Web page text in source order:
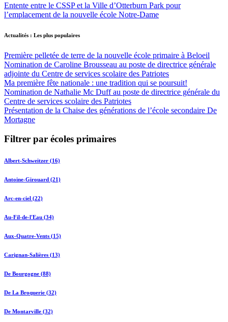
Entente entre le CSSP et la Ville d’Otterburn Park pour
l’emplacement de la nouvelle école Notre-Dame
Actualités : Les plus populaires
Première pelletée de terre de la nouvelle école primaire à Beloeil
Nomination de Caroline Brousseau au poste de directrice générale
adjointe du Centre de services scolaire des Patriotes
Ma première fête nationale : une tradition qui se poursuit!
Nomination de Nathalie Mc Duff au poste de directrice générale du
Centre de services scolaire des Patriotes
Présentation de la Chaise des générations de l’école secondaire De
Mortagne
Filtrer par écoles primaires
Albert-Schweitzer (16)
Antoine-Girouard (21)
Arc-en-ciel (22)
Au-Fil-de-l'Eau (34)
Aux-Quatre-Vents (15)
Carignan-Salières (13)
De Bourgogne (88)
De La Broquerie (32)
De Montarville (32)